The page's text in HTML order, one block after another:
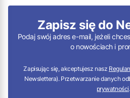
Zapisz się do
Podaj swój adres e-mail, jeżeli
o nowościach i
Zapisując się, akceptujesz nasz
Newslettera). Przetwarzanie danych
prywatności.